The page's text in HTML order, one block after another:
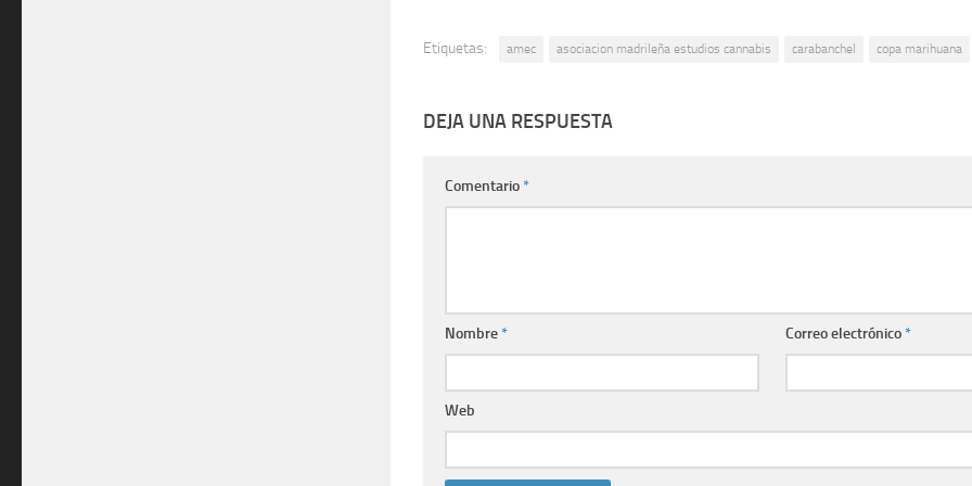
Etiquetas: amec asociacion madrileña estudios cannabis carabanchel copa marihuana
DEJA UNA RESPUESTA
Comentario*
Nombre* Correo electrónico*
Web